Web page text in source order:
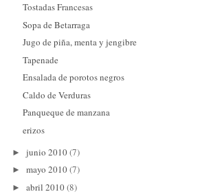
Tostadas Francesas
Sopa de Betarraga
Jugo de piña, menta y jengibre
Tapenade
Ensalada de porotos negros
Caldo de Verduras
Panqueque de manzana
erizos
► junio 2010(7)
► mayo 2010(7)
► abril 2010(8)